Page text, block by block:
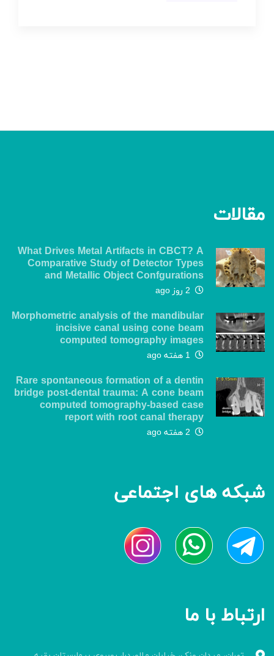
مقالات
What Drives Metal Artifacts in CBCT? A
Comparative Study of Detector Types
and Metallic Object Confgurations
2 روز ago
Morphometric analysis of the mandibular
incisive canal using cone beam
computed tomography images
1 هفته ago
Rare spontaneous formation of a dentin
bridge post-dental trauma: A cone beam
computed tomography-based case
report with root canal therapy
2 هفته ago
شبکه های اجتماعی
ارتباط با ما